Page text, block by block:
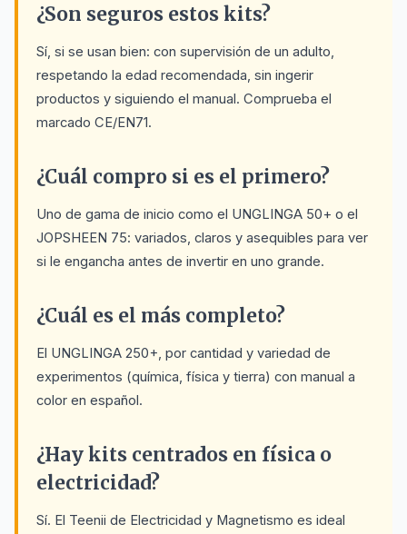
¿Son seguros estos kits?
Sí, si se usan bien: con supervisión de un adulto,
respetando la edad recomendada, sin ingerir
productos y siguiendo el manual. Comprueba el
marcado CE/EN71.
¿Cuál compro si es el primero?
Uno de gama de inicio como el UNGLINGA 50+ o el
JOPSHEEN 75: variados, claros y asequibles para ver
si le engancha antes de invertir en uno grande.
¿Cuál es el más completo?
El UNGLINGA 250+, por cantidad y variedad de
experimentos (química, física y tierra) con manual a
color en español.
¿Hay kits centrados en física o
electricidad?
Sí. El Teenii de Electricidad y Magnetismo es ideal